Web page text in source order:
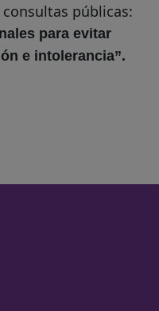
públicas:
para evitar
e intolerancia”.